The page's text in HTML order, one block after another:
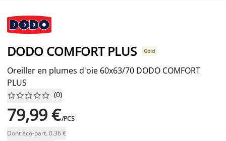
DODO COMFORT PLUS Gold
Oreiller en plumes d'oie 60x63/70 DODO COMFORT
PLUS





 (0)
79,99 €/PCS
Dont éco-part. 0.36 €